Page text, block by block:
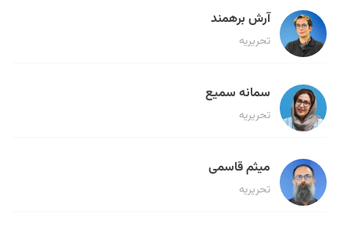
آرش برهمند
تحریریه
سمانه سمیع
تحریریه
میثم قاسمی
تحریریه